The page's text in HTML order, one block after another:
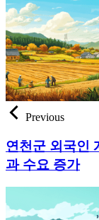
Previous
연천군 외국인
과 수요 증가